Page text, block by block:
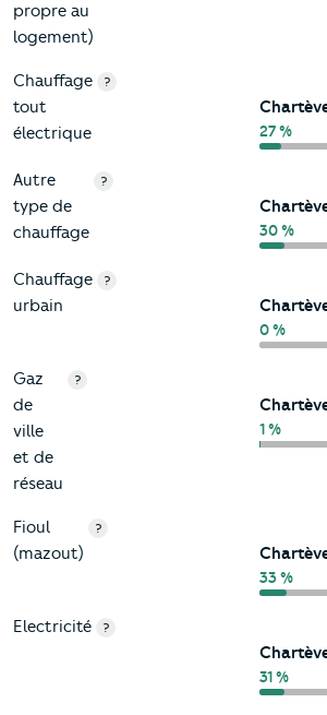
propre au
logement)
Chauffage
tout
électrique
?
27 %
Autre
type de
chauffage
?
30 %
Chauffage
urbain
?
0 %
Gaz
de
ville
et de
réseau
?
1 %
Fioul
(mazout)
?
33 %
Electricité ?
31 %